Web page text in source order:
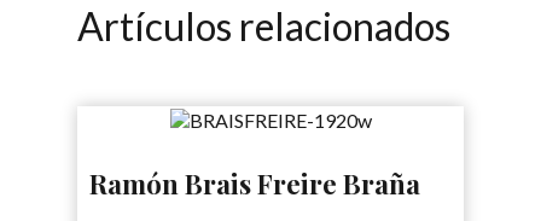
Artículos relacionados
Ramón Brais Freire Braña